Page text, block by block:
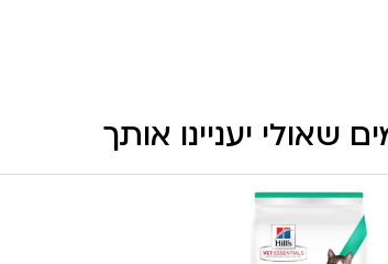
שאולי יעניינו אותך